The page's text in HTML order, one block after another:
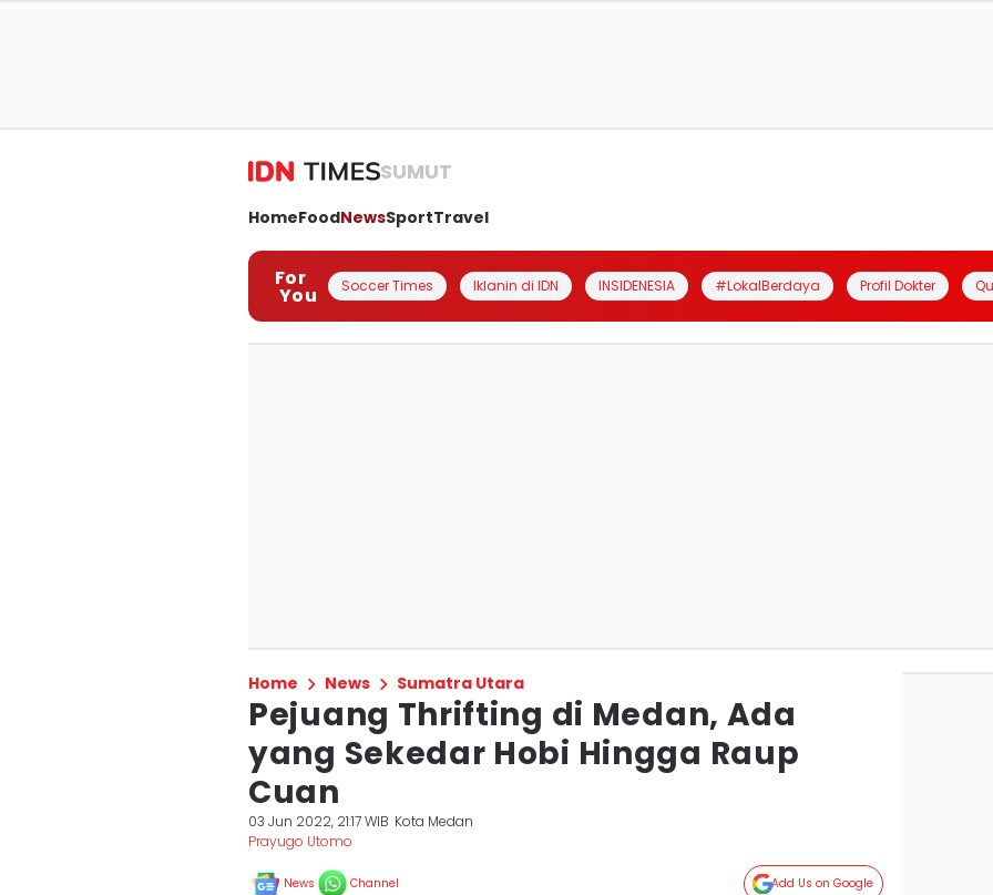
SUMUT
HomeFoodNewsSportTravel
For
You Soccer Times Iklanin di IDN INSIDENESIA #LokalBerdaya Profil Dokter
Home News Sumatra Utara
Pejuang Thrifting di Medan, Ada
yang Sekedar Hobi Hingga Raup
Cuan
03 Jun 2022, 21:17 WIB Kota Medan
Prayugo Utomo
News Channel Add Us on Google